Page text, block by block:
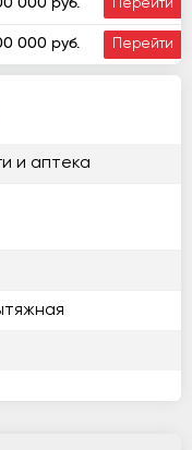
000 руб. Перейти
000 руб. Перейти
и аптека